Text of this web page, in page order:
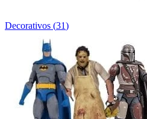
Decorativos (31)